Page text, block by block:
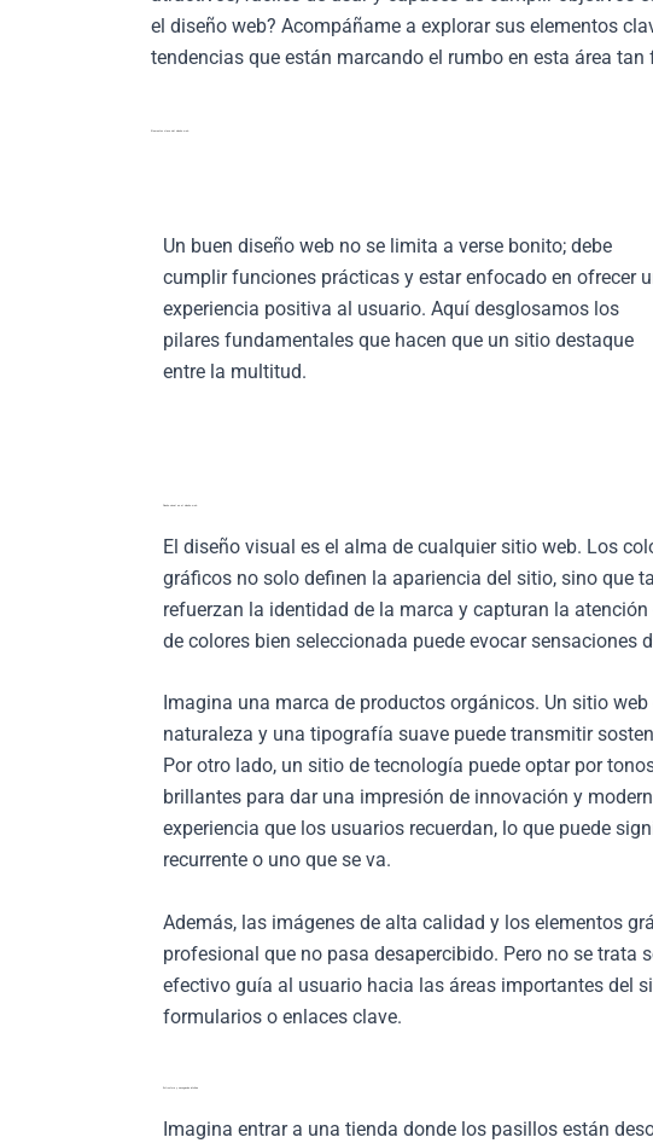
el diseño web? Acompáñame a explorar sus elementos
tendencias que están marcando el rumbo en esta área tan
Elementos clave del diseño web
Un buen diseño web no se limita a verse bonito; debe
cumplir funciones prácticas y estar enfocado en ofrecer
experiencia positiva al usuario. Aquí desglosamos los
pilares fundamentales que hacen que un sitio destaque
entre la multitud.
El diseño visual es el alma de cualquier sitio web. Los
gráficos no solo definen la apariencia del sitio, sino que
refuerzan la identidad de la marca y capturan la
de colores bien seleccionada puede evocar sensaciones
Imagina una marca de productos orgánicos. Un sitio
naturaleza y una tipografía suave puede transmitir
Por otro lado, un sitio de tecnología puede optar por
brillantes para dar una impresión de innovación y
experiencia que los usuarios recuerdan, lo que puede
recurrente o uno que se va.
Además, las imágenes de alta calidad y los elementos
profesional que no pasa desapercibido. Pero no se trata
efectivo guía al usuario hacia las áreas importantes del
formularios o enlaces clave.
Imagina entrar a una tienda donde los pasillos están